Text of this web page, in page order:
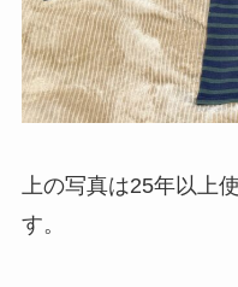
上の写真は25年以上
す。